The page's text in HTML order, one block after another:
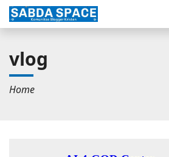
vlog
Home